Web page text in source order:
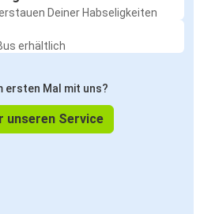
Deiner Habseligkeiten
erhältlich
ersten Mal mit uns?
unseren Service